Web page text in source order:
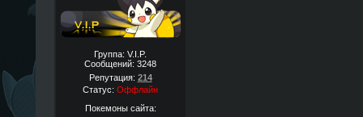
Группа: V.I.P.
Сообщений: 3248
Репутация: 214
Статус: Оффлайн
Покемоны сайта: